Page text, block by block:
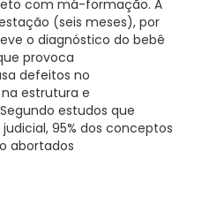
com má-formação. A
(seis meses), por
o diagnóstico do bebê
provoca
defeitos no
estrutura e
estudos que
95% dos conceptos
abortados